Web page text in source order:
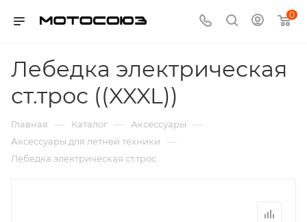
0
Лебедка электрическая
ст.трос ((XXXL))
Главная — Каталог — Аксессуары —
Аксессуары для летней техники —
Лебедка электрическая ст.трос